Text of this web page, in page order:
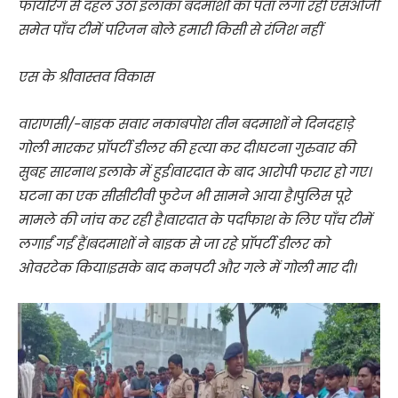
फायरिंग से दहल उठा इलाका बदमाशों का पता लगा रहीं एसओजी
समेत पाँच टीमें परिजन बोले हमारी किसी से रंजिश नहीं
एस के श्रीवास्तव विकास
वाराणसी/-बाइक सवार नकाबपोश तीन बदमाशों ने दिनदहाड़े
गोली मारकर प्रॉपर्टी डीलर की हत्या कर दी।घटना गुरुवार की
सुबह सारनाथ इलाके में हुई।वारदात के बाद आरोपी फरार हो गए।
घटना का एक सीसीटीवी फुटेज भी सामने आया है।पुलिस पूरे
मामले की जांच कर रही है।वारदात के पर्दाफाश के लिए पाँच टीमें
लगाईं गईं हैं।बदमाशों ने बाइक से जा रहे प्रॉपर्टी डीलर को
ओवरटेक किया।इसके बाद कनपटी और गले में गोली मार दी।